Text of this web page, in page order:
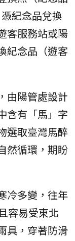
紀念品兌換
客服務站或陽
紀念品（遊客
由陽管處設計
含有「馬」字
選取臺灣馬醉
然循環，期盼
冷多變，往年
容易受東北
具，穿著防滑